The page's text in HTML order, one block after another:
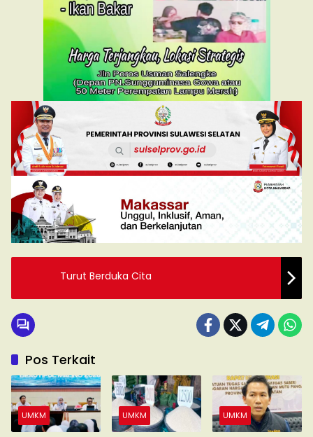
Turut Berduka Cita
Pos Terkait
UMKM UMKM UMKM